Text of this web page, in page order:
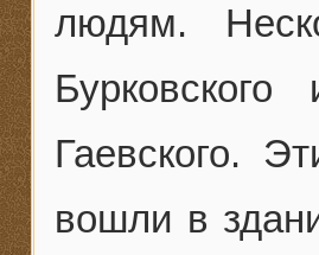
людям.
Гаевского.
вошли в